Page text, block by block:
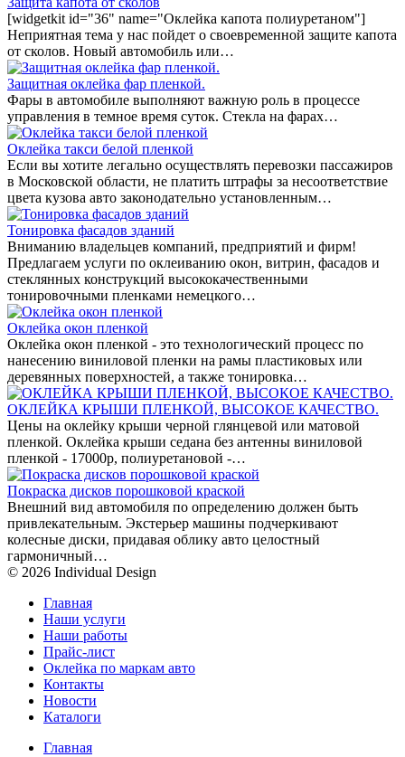
[widgetkit id="36" name="Оклейка капота полиуретаном"]
Неприятная тема у нас пойдет о своевременной защите капота
от сколов. Новый автомобиль или…
Защитная оклейка фар пленкой.
Фары в автомобиле выполняют важную роль в процессе
управления в темное время суток. Стекла на фарах…
Оклейка такси белой пленкой
Если вы хотите легально осуществлять перевозки пассажиров
в Московской области, не платить штрафы за несоответствие
цвета кузова авто законодательно установленным…
Тонировка фасадов зданий
Вниманию владельцев компаний, предприятий и фирм!
Предлагаем услуги по оклеиванию окон, витрин, фасадов и
стеклянных конструкций высококачественными
тонировочными пленками немецкого…
Оклейка окон пленкой
Оклейка окон пленкой - это технологический процесс по
нанесению виниловой пленки на рамы пластиковых или
деревянных поверхностей, а также тонировка…
ОКЛЕЙКА КРЫШИ ПЛЕНКОЙ, ВЫСОКОЕ КАЧЕСТВО.
Цены на оклейку крыши черной глянцевой или матовой
пленкой. Оклейка крыши седана без антенны виниловой
пленкой - 17000р, полиуретановой -…
Покраска дисков порошковой краской
Внешний вид автомобиля по определению должен быть
привлекательным. Экстерьер машины подчеркивают
колесные диски, придавая облику авто целостный
гармоничный…
© 2026 Individual Design
Главная
Наши услуги
Наши работы
Прайс-лист
Оклейка по маркам авто
Контакты
Новости
Каталоги
Главная